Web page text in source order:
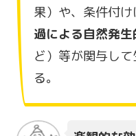
果）や、条件付け
過による自然発
ど）等が関与し
る。